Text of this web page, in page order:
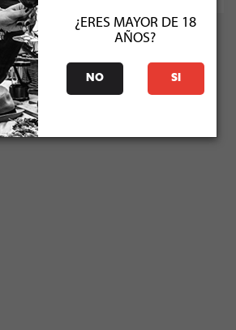
¿ERES MAYOR DE 18
AÑOS?
NO SI